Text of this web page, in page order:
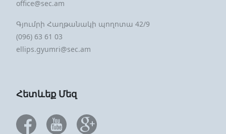
office@sec.am
Գյումրի Հաղթանակի պողոտա 42/9
(096) 63 61 03
ellips.gyumri@sec.am
Հետևեք Մեզ